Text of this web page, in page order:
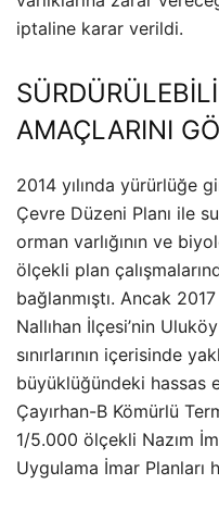
iptaline karar verildi.
AMAÇLARINI
2014 yılında yürürlüğe
Çevre Düzeni Planı ile
orman varlığının ve
ölçekli plan
bağlanmıştı. Ancak 2017
Nallıhan İlçesi’nin
sınırlarının içerisinde
büyüklüğündeki hassas
Çayırhan-B Kömürlü
1/5.000 ölçekli Nazım
Uygulama İmar Planları